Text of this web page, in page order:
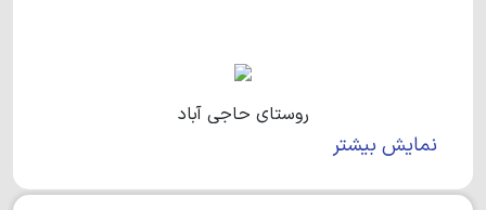
روستای حاجی آباد
مشخصاتروستای حاجی آباد
روستای حاجی آبادروستایی در شهرستان نور می‌باشد و
نمایش بیشتر